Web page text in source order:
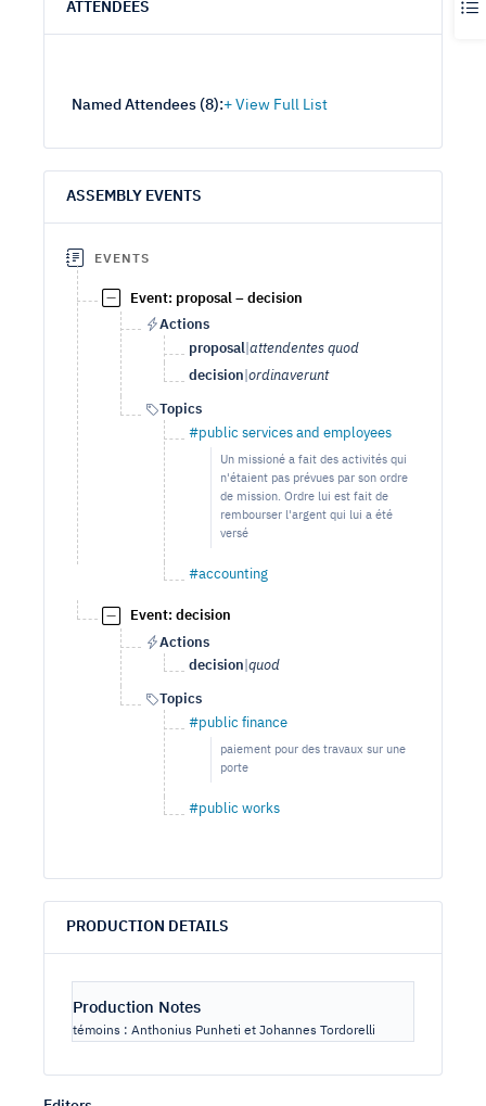
ATTENDEES
Named Attendees (8):
ASSEMBLY EVENTS
EVENTS
Event: proposal – decision
Actions
proposal
attendentes quod
decision ordinaverunt
Topics
#public services and employees
Un missioné a fait des activités qui
n'étaient pas prévues par son ordre
de mission. Ordre lui est fait de
rembourser l'argent qui lui a été
versé
#accounting
Event: decision
Actions
decision quod
Topics
#public finance
paiement pour des travaux sur une
porte
#public works
PRODUCTION DETAILS
Production Notes
témoins : Anthonius Punheti et Johannes Tordorelli